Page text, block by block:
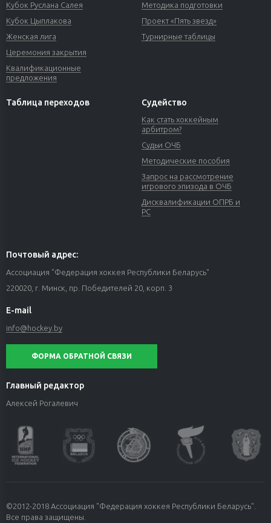
Кубок Руслана Салея
Кубок Цыплакова
Женская лига
Церемония закрытия
Квалификационные
предложения
Методика подготовки
Проект «Пять звезд»
Турнирные таблицы
Таблица переходов Судейство
Как стать хоккейным
арбитром?
Судьи ОЧБ
Методические пособия
Запрос на рассмотрение
игрового эпизода в ОЧБ
Дисквалификации ОПРБ и
РС
Почтовый адрес:
Ассоциация "Федерация хоккея Республики Беларусь"
220020, г. Минск, пр. Победителей 20, корп. 3
E-mail
info@hockey.by
ФОРМА ОБРАТНОЙ СВЯЗИ
Главный редактор
Алексей Рогалевич
©2012-2018 Ассоциация "Федерация хоккея Республики Беларусь".
Все права защищены.